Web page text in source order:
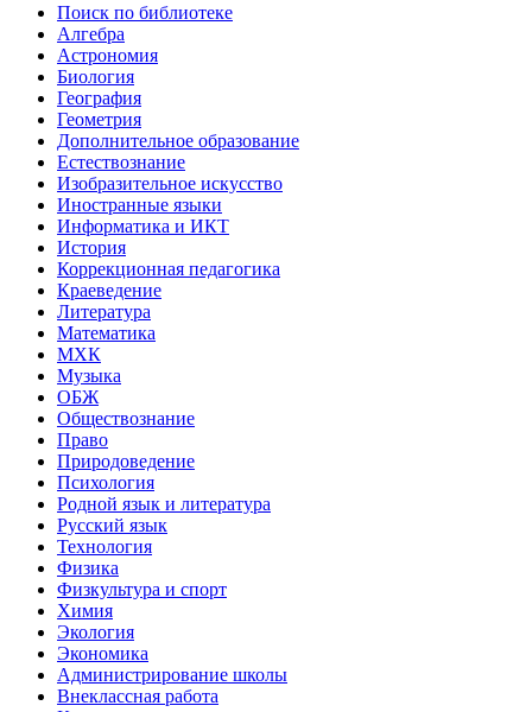
Поиск по библиотеке
Алгебра
Астрономия
Биология
География
Геометрия
Дополнительное образование
Естествознание
Изобразительное искусство
Иностранные языки
Информатика и ИКТ
История
Коррекционная педагогика
Краеведение
Литература
Математика
МХК
Музыка
ОБЖ
Обществознание
Право
Природоведение
Психология
Родной язык и литература
Русский язык
Технология
Физика
Физкультура и спорт
Химия
Экология
Экономика
Администрирование школы
Внеклассная работа